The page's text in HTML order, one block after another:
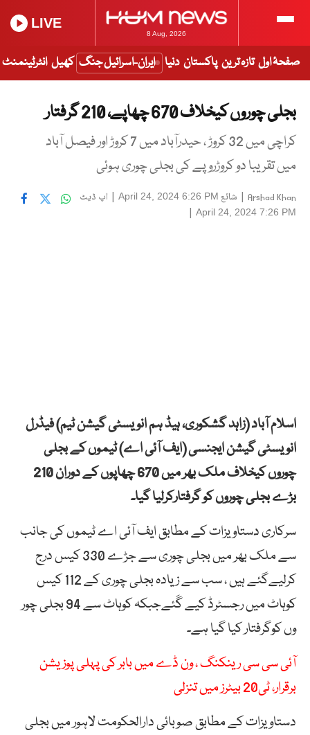
8 Aug, 2026
LIVE
صفحۂ اول تازہ ترین پاکستان دنیا ایران-اسرائیل جنگ کھیل انٹرٹینمنٹ
بجلی چوروں کیخلاف 670 چھاپے، 210 گرفتار
کراچی میں 32 کروڑ ، حیدرآباد میں 7 کروڑ اور فیصل آباد
میں تقریبا دو کروڑروپے کی بجلی چوری ہوئی
Arshad Khan
| شائع April 24, 2024 6:26 PM
| اپ ڈیٹ
April 24, 2024 7:26 PM
|
اسلام آباد (زاہد گشکوری، ہیڈ ہم انویسٹی گیشن ٹیم) فیڈرل
انویسٹی گیشن ایجنسی (ایف آئی اے) ٹیموں کے بجلی
چوروں کیخلاف ملک بھر میں 670 چھاپوں کے دوران 210
بڑے بجلی چوروں کو گرفتارکرلیا گیا۔
سرکاری دستاویزات کے مطابق ایف آئی اے ٹیموں کی جانب
سے ملک بھر میں بجلی چوری سے جڑے 330 کیس درج
کرلیےگئے ہیں ، سب سے زیادہ بجلی چوری کے 112 کیس
کوہاٹ میں رجسٹرڈ کیے گَئےجبکہ کوہاٹ سے 94 بجلی چور
وں کوگرفتار کیا گیا ہے۔
آئی سی سی رینکنگ ، ون ڈے میں بابر کی پہلی پوزیشن
برقرار، ٹی20 بیٹرز میں تنزلی
دستاویزات کے مطابق صوبائی دارالحکومت لاہور میں بجلی